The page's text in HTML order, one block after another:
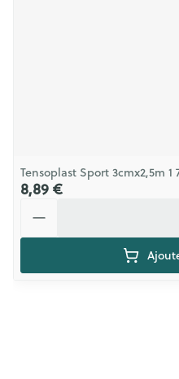
Tensoplast Sport 3cmx2,5m 1
8,89 €